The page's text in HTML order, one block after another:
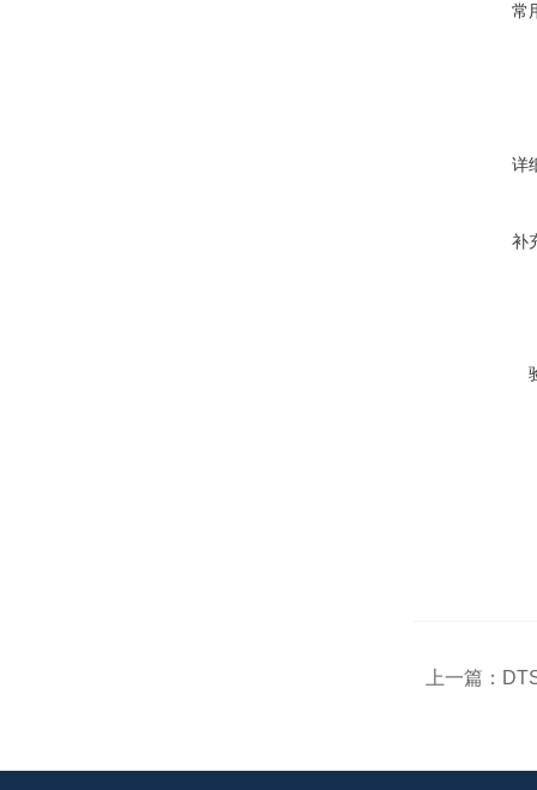
常
详
补
上一篇：